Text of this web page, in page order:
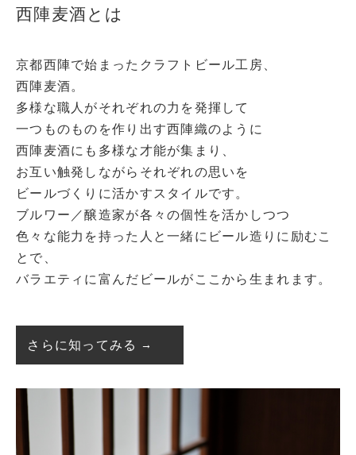
西陣麦酒とは
京都西陣で始まったクラフトビール工房、
西陣麦酒。
多様な職人がそれぞれの力を発揮して
一つものものを作り出す西陣織のように
西陣麦酒にも多様な才能が集まり、
お互い触発しながらそれぞれの思いを
ビールづくりに活かすスタイルです。
ブルワー／醸造家が各々の個性を活かしつつ
色々な能力を持った人と一緒にビール造りに励むこ
とで、
バラエティに富んだビールがここから生まれます。
さらに知ってみる